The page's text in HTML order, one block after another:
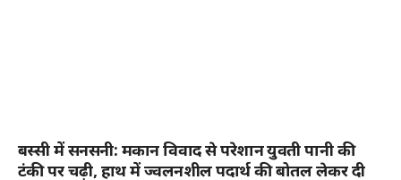
बस्सी में सनसनी: मकान विवाद से परेशान युवती पानी की
टंकी पर चढ़ी, हाथ में ज्वलनशील पदार्थ की बोतल लेकर दी